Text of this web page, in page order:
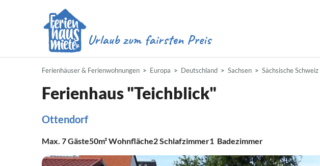
Ferienhäuser & Ferienwohnungen Europa Deutschland Sachsen Sächsische Schweiz
Ferienhaus "Teichblick"
Ottendorf
Max. 7Gäste50m²Wohnfläche2Schlafzimmer1 Badezimmer